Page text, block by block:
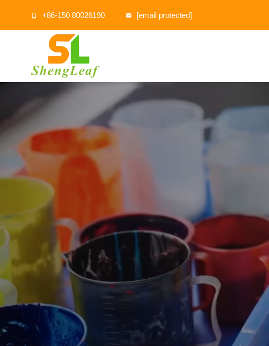
+86-150 80026190 [email protected]